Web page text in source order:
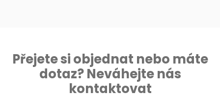
Přejete si objednat nebo máte
dotaz? Neváhejte nás
kontaktovat